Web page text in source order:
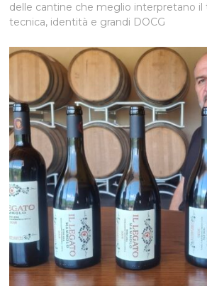
delle cantine che meglio interpretano il
tecnica, identità e grandi DOCG